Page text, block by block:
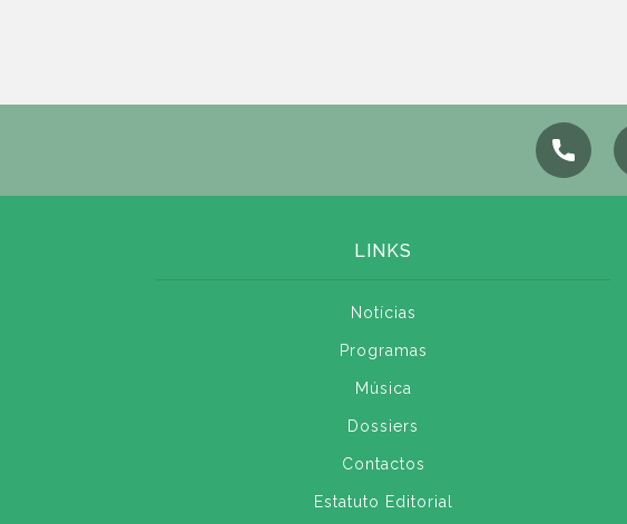
LINKS
Notícias
Programas
Música
Dossiers
Contactos
Estatuto Editorial